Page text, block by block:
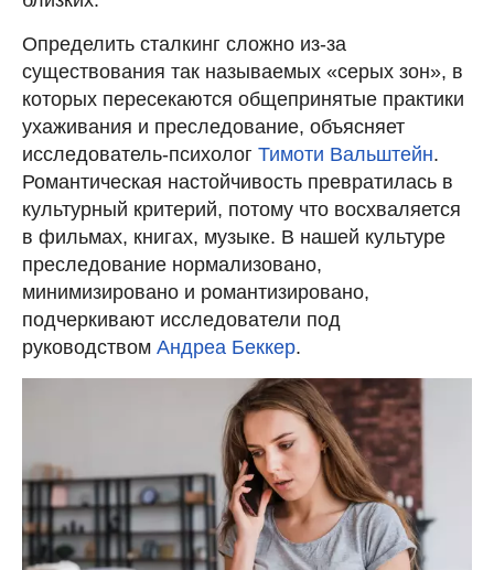
Определить сталкинг сложно из-за
существования так называемых «серых зон», в
которых пересекаются общепринятые практики
ухаживания и преследование, объясняет
исследователь-психолог Тимоти Вальштейн.
Романтическая настойчивость превратилась в
культурный критерий, потому что восхваляется
в фильмах, книгах, музыке. В нашей культуре
преследование нормализовано,
минимизировано и романтизировано,
подчеркивают исследователи под
руководством Андреа Беккер.